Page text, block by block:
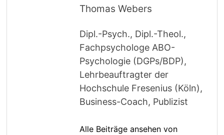
Thomas Webers
Dipl.-Psych., Dipl.-Theol.,
Fachpsychologe ABO-
Psychologie (DGPs/BDP),
Lehrbeauftragter der
Hochschule Fresenius (Köln),
Business-Coach, Publizist
Alle Beiträge ansehen von